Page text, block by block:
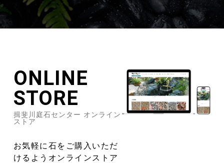
ONLINE
STORE
揖斐川庭石センター オンライン
ストア
お気軽に石をご購入いただ
けるようオンラインストア